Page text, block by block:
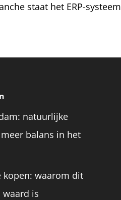
staat het ERP-
natuurlijke
balans in het
kopen: waarom dit
is